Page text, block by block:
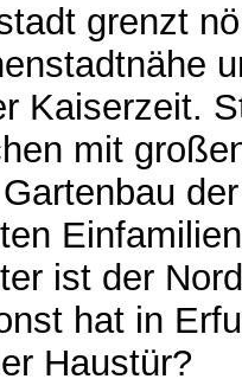
grenzt
Kaiserzeit.
mit
ist der
hat in
Haustür?